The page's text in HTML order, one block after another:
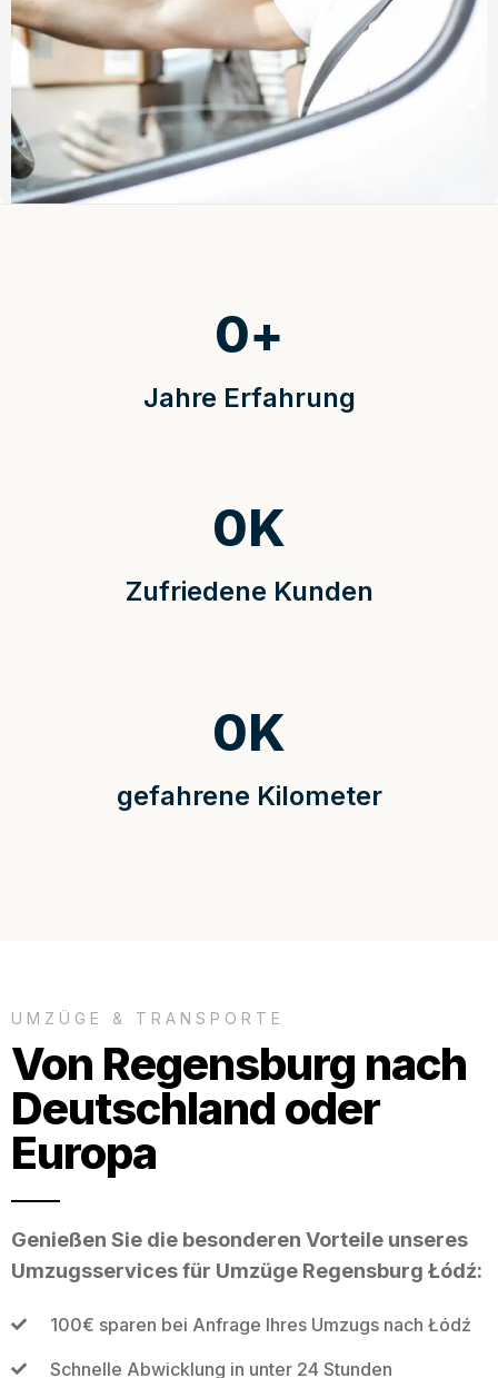
Jahre Erfahrung
0+
Zufriedene Kunden
0K
gefahrene Kilometer
0K
UMZÜGE & TRANSPORTE
Von Regensburg nach
Deutschland oder
Europa
Genießen Sie die besonderen Vorteile unseres
Umzugsservices für Umzüge Regensburg Łódź:
100€ sparen bei Anfrage Ihres Umzugs nach Łódź
Schnelle Abwicklung in unter 24 Stunden